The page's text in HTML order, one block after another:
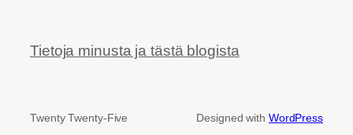
Tietoja minusta ja tästä blogista
Twenty Twenty-Five Designed with WordPress